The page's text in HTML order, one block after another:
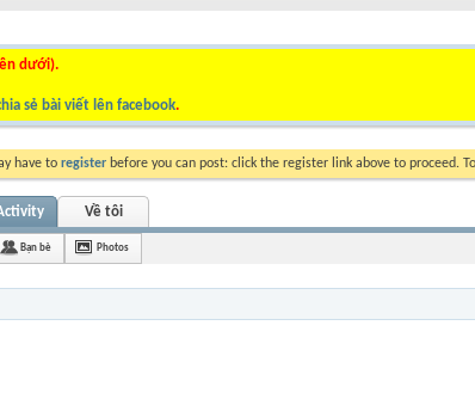
dưới).
sẻ bài viết lên facebook.
have to register before you can post: click the register link above to
Về tôi
Bạn bè Photos